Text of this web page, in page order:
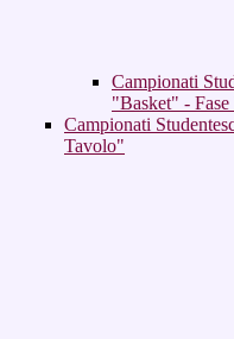
Campionati
"Basket" -
Campionati
Tavolo"